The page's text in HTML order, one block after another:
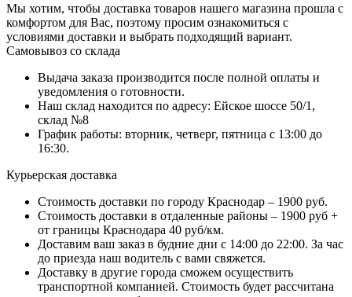
Мы хотим, чтобы доставка товаров нашего магазина прошла с
комфортом для Вас, поэтому просим ознакомиться с
условиями доставки и выбрать подходящий вариант.
Самовывоз со склада
Выдача заказа производится после полной оплаты и
уведомления о готовности.
Наш склад находится по адресу: Ейское шоссе 50/1,
склад №8
График работы: вторник, четверг, пятница с 13:00 до
16:30.
Курьерская доставка
Стоимость доставки по городу Краснодар – 1900 руб.
Стоимость доставки в отдаленные районы – 1900 руб +
от границы Краснодара 40 руб/км.
Доставим ваш заказ в будние дни с 14:00 до 22:00. За час
до приезда наш водитель с вами свяжется.
Доставку в другие города сможем осуществить
транспортной компанией. Стоимость будет рассчитана